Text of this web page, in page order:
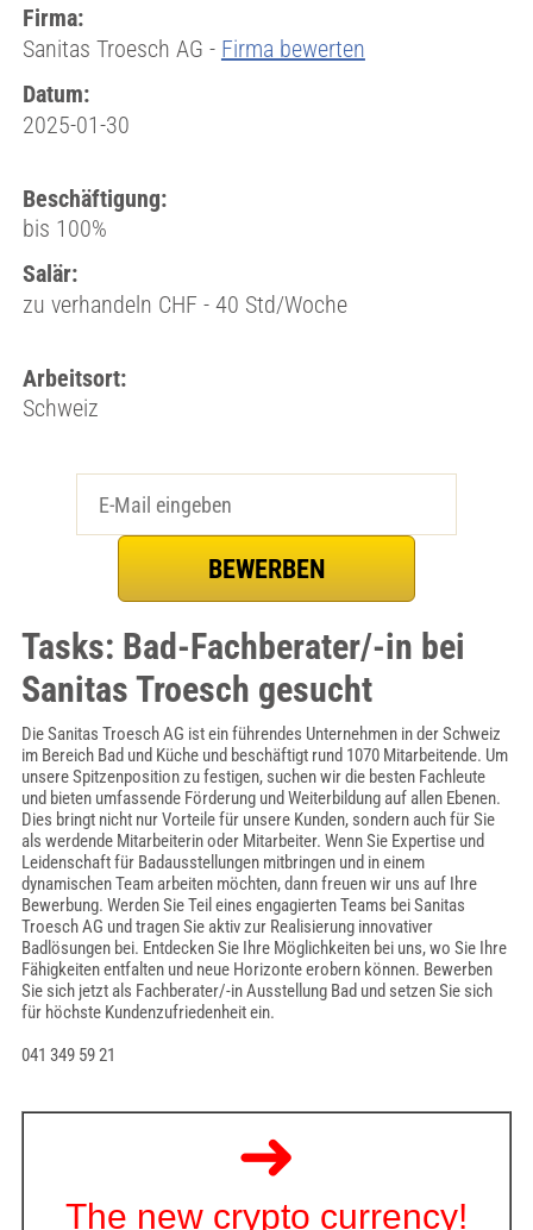
Firma:
Sanitas Troesch AG - Firma bewerten
Datum:
2025-01-30
Beschäftigung:
bis 100%
Salär:
zu verhandeln CHF - 40 Std/Woche
Arbeitsort:
Schweiz
Tasks: Bad-Fachberater/-in bei
Sanitas Troesch gesucht
Die Sanitas Troesch AG ist ein führendes Unternehmen in der Schweiz
im Bereich Bad und Küche und beschäftigt rund 1070 Mitarbeitende. Um
unsere Spitzenposition zu festigen, suchen wir die besten Fachleute
und bieten umfassende Förderung und Weiterbildung auf allen Ebenen.
Dies bringt nicht nur Vorteile für unsere Kunden, sondern auch für Sie
als werdende Mitarbeiterin oder Mitarbeiter. Wenn Sie Expertise und
Leidenschaft für Badausstellungen mitbringen und in einem
dynamischen Team arbeiten möchten, dann freuen wir uns auf Ihre
Bewerbung. Werden Sie Teil eines engagierten Teams bei Sanitas
Troesch AG und tragen Sie aktiv zur Realisierung innovativer
Badlösungen bei. Entdecken Sie Ihre Möglichkeiten bei uns, wo Sie Ihre
Fähigkeiten entfalten und neue Horizonte erobern können. Bewerben
Sie sich jetzt als Fachberater/-in Ausstellung Bad und setzen Sie sich
für höchste Kundenzufriedenheit ein.
041 349 59 21